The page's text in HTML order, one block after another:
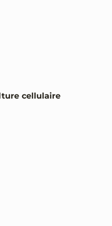
cellulaire